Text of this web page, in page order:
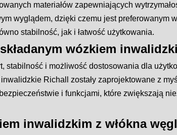
materiałów zapewniających
wyglądem, dzięki czemu jest preferowanym
stabilność, jak i łatwość użytkowania.
wózkiem
stabilność i możliwość dostosowania dla
Richall zostały zaprojektowane z
i funkcjami, które zwiększają
inwalidzkim z włókna